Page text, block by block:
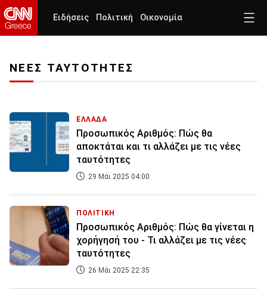
Ειδήσεις Πολιτική Οικονομία
ΝΕΕΣ ΤΑΥΤΟΤΗΤΕΣ
ΕΛΛΑΔΑ
Προσωπικός Αριθμός: Πώς θα
αποκτάται και τι αλλάζει με τις νέες
ταυτότητες
29 Μάι 2025 04:00
ΠΟΛΙΤΙΚΗ
Προσωπικός Αριθμός: Πώς θα γίνεται η
χορήγησή του - Τι αλλάζει με τις νέες
ταυτότητες
26 Μάι 2025 22:35